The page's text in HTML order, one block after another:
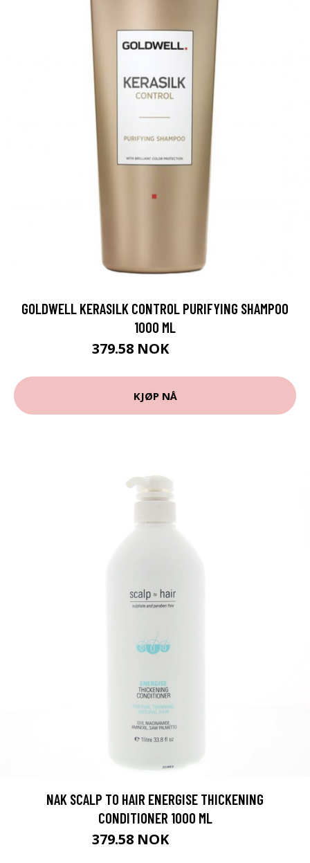
GOLDWELL KERASILK CONTROL PURIFYING SHAMPOO
1000 ML
379.58 NOK
KJØP NÅ
NAK SCALP TO HAIR ENERGISE THICKENING
CONDITIONER 1000 ML
379.58 NOK